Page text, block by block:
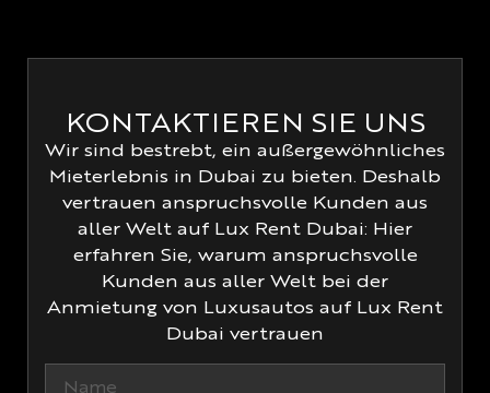
KONTAKTIEREN SIE UNS
Wir sind bestrebt, ein außergewöhnliches
Mieterlebnis in Dubai zu bieten. Deshalb
vertrauen anspruchsvolle Kunden aus
aller Welt auf Lux Rent Dubai: Hier
erfahren Sie, warum anspruchsvolle
Kunden aus aller Welt bei der
Anmietung von Luxusautos auf Lux Rent
Dubai vertrauen